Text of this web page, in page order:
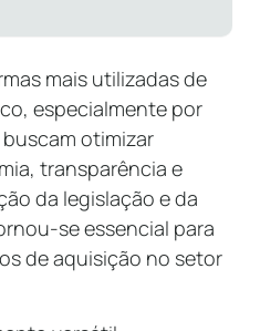
mais utilizadas de
especialmente por
otimizar
transparência e
da legislação e da
se essencial para
de aquisição no setor